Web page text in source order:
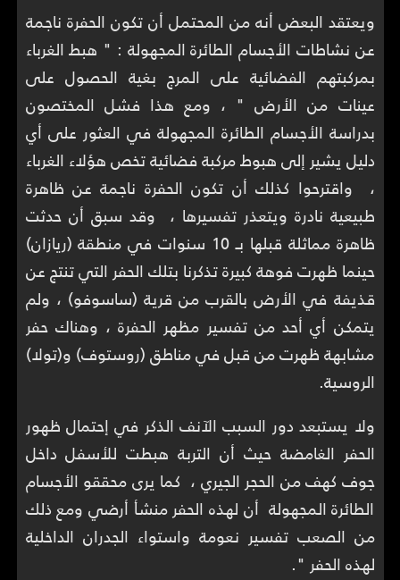
ويعتقد البعض أنه من المحتمل أن تكون الحفرة ناجمة
عن نشاطات الأجسام الطائرة المجهولة : " هبط الغرباء
بمركبتهم الفضائية على المرج بغية الحصول على
عينات من الأرض " ، ومع هذا فشل المختصون
بدراسة الأجسام الطائرة المجهولة في العثور على أي
دليل يشير إلى هبوط مركبة فضائية تخص هؤلاء الغرباء
، واقترحوا كذلك أن تكون الحفرة ناجمة عن ظاهرة
طبيعية نادرة ويتعذر تفسيرها ، وقد سبق أن حدثت
ظاهرة مماثلة قبلها بـ 10 سنوات في منطقة (ريازان)
حينما ظهرت فوهة كبيرة تذكرنا بتلك الحفر التي تنتج عن
قذيفة في الأرض بالقرب من قرية (ساسوفو) ، ولم
يتمكن أي أحد من تفسير مظهر الحفرة ، وهناك حفر
مشابهة ظهرت من قبل في مناطق (روستوف) و(تولا)
الروسية.
ولا يستبعد دور السبب الآنف الذكر في إحتمال ظهور
الحفر الغامضة حيث أن التربة هبطت للأسفل داخل
جوف كهف من الحجر الجيري ، كما يرى محققو الأجسام
الطائرة المجهولة أن لهذه الحفر منشأ أرضي ومع ذلك
من الصعب تفسير نعومة واستواء الجدران الداخلية
لهذه الحفر ".